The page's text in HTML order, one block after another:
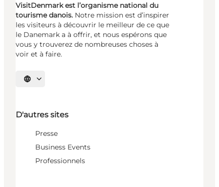
VisitDenmark est l’organisme national du
tourisme danois. Notre mission est d’inspirer
les visiteurs à découvrir le meilleur de ce que
le Danemark a à offrir, et nous espérons que
vous y trouverez de nombreuses choses à
voir et à faire.
Choisissez la langue
D'autres sites
Presse
Business Events
Professionnels